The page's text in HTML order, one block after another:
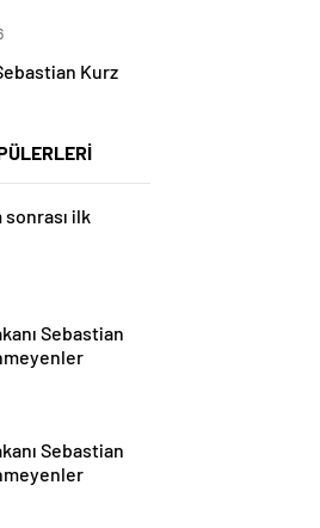
Kurz
sonrası ilk
Sebastian
Sebastian